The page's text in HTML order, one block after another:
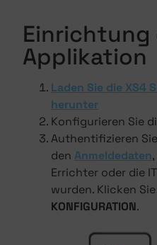
Einrichtung
Applikation
Laden Sie die XS4
herunter
Konfigurieren Sie
Authentifizieren
den Anmeldedaten
Errichter oder die
wurden. Klicken
KONFIGURATION.